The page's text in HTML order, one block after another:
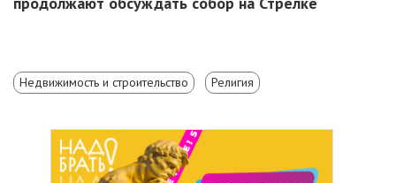
Недвижимость и строительство Религия